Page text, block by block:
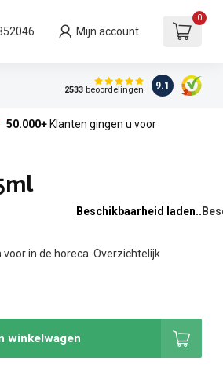
Mijn account
0
2533beoordelingen 9.1
50.000+Klanten gingen u voor
Beschikbaarheid laden..
in de horeca. Overzichtelijk
winkelwagen